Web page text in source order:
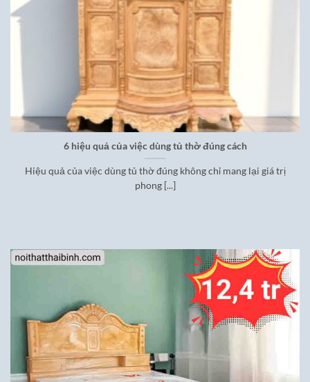
6 hiệu quả của việc dùng tủ thờ đúng cách
Hiệu quả của việc dùng tủ thờ đúng không chỉ mang lại giá trị
phong [...]